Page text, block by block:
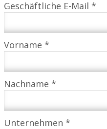
Geschäftliche E-Mail *
Vorname *
Nachname *
Unternehmen *